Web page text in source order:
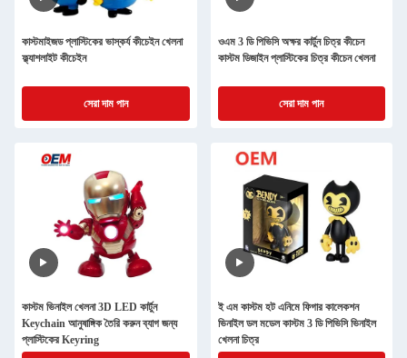
কাস্টমাইজড প্লাস্টিকের ভাস্কর্য কীচেইন খেলনা
ফ্ল্যাশলাইট কীচেইন
সেরা দাম পান
ওএম 3 ডি পিভিসি অক্ষর কার্টুন চিত্র কীচেন
কাস্টম ডিজাইন প্লাস্টিকের চিত্র কীচেন খেলনা
সেরা দাম পান
কাস্টম ভিনাইল খেলনা 3D LED কার্টুন
Keychain আনুষাঙ্গিক তৈরি করুন ব্যাগ জন্য
প্লাস্টিকের Keyring
ই এম কাস্টম হট এনিমে ফিগার কালেকশন
ভিনাইল ডল মডেল কাস্টম 3 ডি পিভিসি ভিনাইল
খেলনা চিত্র